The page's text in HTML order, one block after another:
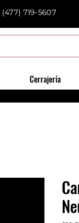
(477) 719-5607
Cerrajería